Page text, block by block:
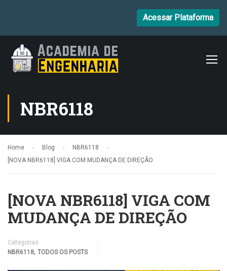
Acessar Plataforma
NBR6118
Home Blog
NBR6118
[NOVA NBR6118] VIGA COM MUDANÇA DE DIREÇÃO
[NOVA NBR6118] VIGA COM
MUDANÇA DE DIREÇÃO
Categorias
NBR6118, TODOS OS POSTS